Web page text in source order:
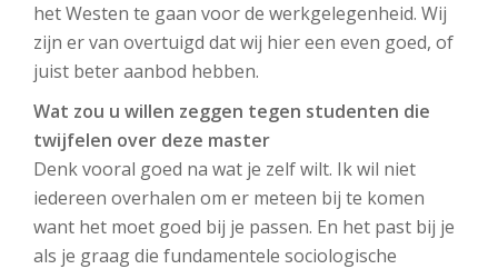
het Westen te gaan voor de werkgelegenheid. Wij
zijn er van overtuigd dat wij hier een even goed, of
juist beter aanbod hebben.
Wat zou u willen zeggen tegen studenten die
twijfelen over deze master
Denk vooral goed na wat je zelf wilt. Ik wil niet
iedereen overhalen om er meteen bij te komen
want het moet goed bij je passen. En het past bij je
als je graag die fundamentele sociologische